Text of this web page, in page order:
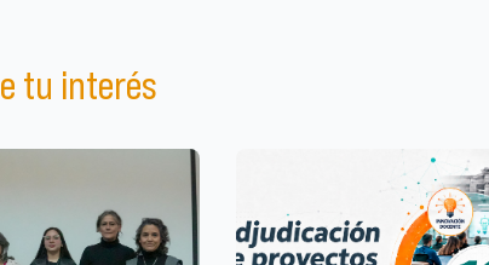
tu interés